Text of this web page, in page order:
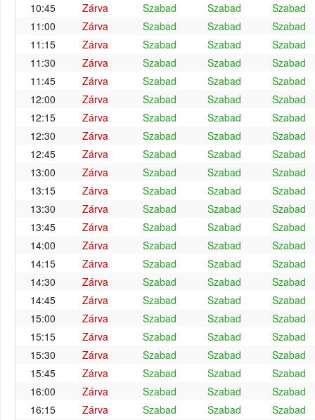
10:45
Zárva Szabad Szabad
Szabad
11:00
Zárva Szabad Szabad
Szabad
11:15
Zárva Szabad Szabad
Szabad
11:30
Zárva Szabad Szabad
Szabad
11:45
Zárva Szabad Szabad
Szabad
12:00
Zárva Szabad Szabad
Szabad
12:15
Zárva Szabad Szabad
Szabad
12:30
Zárva Szabad Szabad
Szabad
12:45
Zárva Szabad Szabad
Szabad
13:00
Zárva Szabad Szabad
Szabad
13:15
Zárva Szabad Szabad
Szabad
13:30
Zárva Szabad Szabad
Szabad
13:45
Zárva Szabad Szabad
Szabad
14:00
Zárva Szabad Szabad
Szabad
14:15
Zárva Szabad Szabad
Szabad
14:30
Zárva Szabad Szabad
Szabad
14:45
Zárva Szabad Szabad
Szabad
15:00
Zárva Szabad Szabad
Szabad
15:15
Zárva Szabad Szabad
Szabad
15:30
Zárva Szabad Szabad
Szabad
15:45
Zárva Szabad Szabad
Szabad
16:00
Zárva Szabad Szabad
Szabad
16:15
Zárva Szabad Szabad Szabad